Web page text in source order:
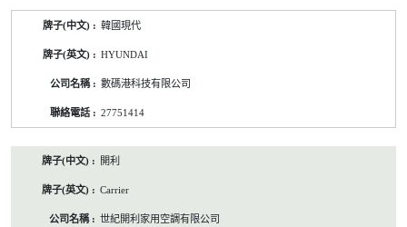
韓國現代
HYUNDAI
數碼港科技有限公司
27751414
開利
Carrier
世紀開利家用空調有限公司